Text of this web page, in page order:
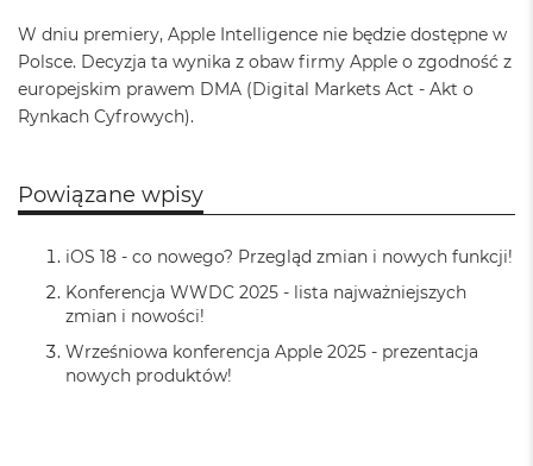
M
2
M
a
o
A
i
r
1
M
W dniu premiery, Apple Intelligence nie będzie dostępne w
Polsce. Decyzja ta wynika z obaw firmy Apple o zgodność z
europejskim prawem DMA (Digital Markets Act - Akt o
Rynkach Cyfrowych).
Powiązane wpisy
iOS 18 - co nowego? Przegląd zmian i nowych funkcji!
Konferencja WWDC 2025 - lista najważniejszych
zmian i nowości!
Wrześniowa konferencja Apple 2025 - prezentacja
nowych produktów!